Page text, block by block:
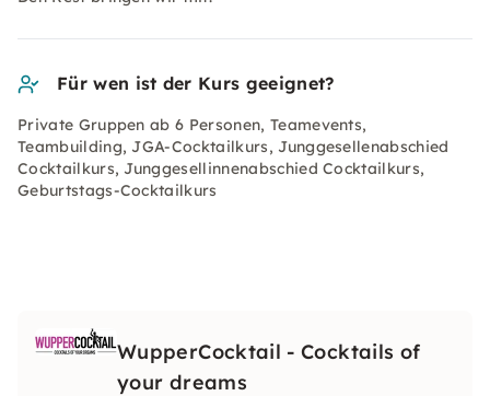
Für wen ist der Kurs geeignet?
Private Gruppen ab 6 Personen, Teamevents,
Teambuilding, JGA-Cocktailkurs, Junggesellenabschied
Cocktailkurs, Junggesellinnenabschied Cocktailkurs,
Geburtstags-Cocktailkurs
WupperCocktail - Cocktails of
your dreams